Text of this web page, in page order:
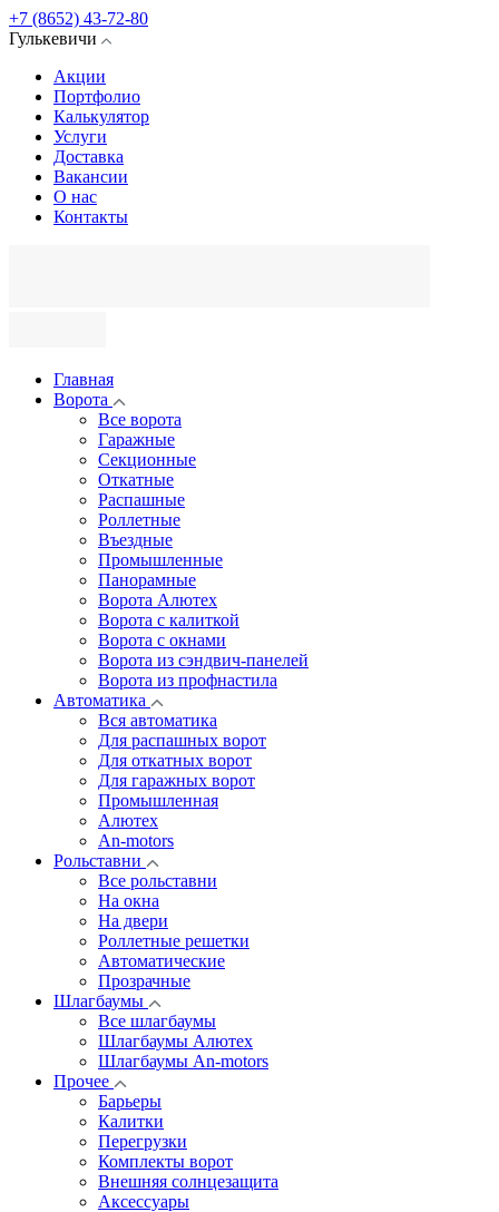
+7 (8652) 43-72-80
Гулькевичи
Акции
Портфолио
Калькулятор
Услуги
Доставка
Вакансии
О нас
Контакты
Главная
Ворота
Все ворота
Гаражные
Секционные
Откатные
Распашные
Роллетные
Въездные
Промышленные
Панорамные
Ворота Алютех
Ворота с калиткой
Ворота c окнами
Ворота из сэндвич-панелей
Ворота из профнастила
Автоматика
Вся автоматика
Для распашных ворот
Для откатных ворот
Для гаражных ворот
Промышленная
Алютех
An-motors
Рольставни
Все рольставни
На окна
На двери
Роллетные решетки
Автоматические
Прозрачные
Шлагбаумы
Все шлагбаумы
Шлагбаумы Алютех
Шлагбаумы An-motors
Прочее
Барьеры
Калитки
Перегрузки
Комплекты ворот
Внешняя солнцезащита
Аксессуары